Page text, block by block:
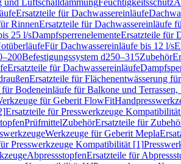
und LuftschalldämmungFeuchtigkeitsschutz
Ersatzteile für Dachwassereinläufe
RinnenErsatzteile für Dachwassereinläufe
25 l/sDampfsperrenelementeErsatzteile für
Für Dachwassereinläufe bis 12 l/s
Befestigungssystem d250–315Zubehör
Ersatzteile für Dachwassereinläufe
Ersatzteile für Flächenentwässerung
für Bodeneinläufe für Balkone und
für Geberit FlowFit
Ersatzteile für Presswerkzeuge
PrüfmittelZubehörErsatzteile für
Werkzeuge für Geberit Mepla
Presswerkzeuge Kompatibilität [1]
AbpressstopfenErsatzteile für